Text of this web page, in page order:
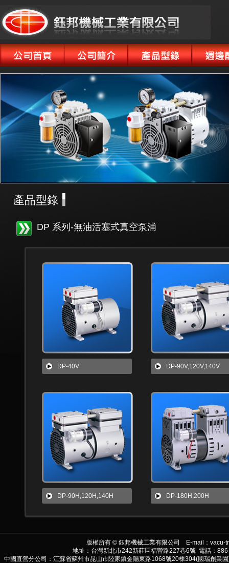
產品型錄
DP 系列-無油活塞式真空泵浦
DP-40V DP-90V,120V,140V
DP-90H,120H,140H DP-180H,200H
版權所有 © 鈺邦機械工業有限公司 E-mail： vacu-
地址：台灣新北市242新莊區福營路227巷6號 電話：
中國直營分公司：江蘇省蘇州市昆山市陸家鎮金陽東路1068號20棟304(國瑞創